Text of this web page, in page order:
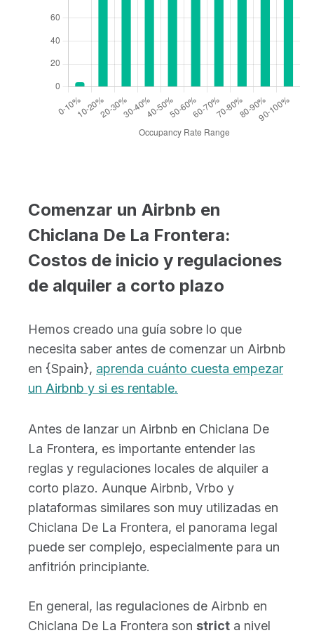
Comenzar un Airbnb en
Chiclana De La Frontera:
Costos de inicio y regulaciones
de alquiler a corto plazo
Hemos creado una guía sobre lo que
necesita saber antes de comenzar un Airbnb
en {Spain}, aprenda cuánto cuesta empezar
un Airbnb y si es rentable.
Antes de lanzar un Airbnb en Chiclana De
La Frontera, es importante entender las
reglas y regulaciones locales de alquiler a
corto plazo. Aunque Airbnb, Vrbo y
plataformas similares son muy utilizadas en
Chiclana De La Frontera, el panorama legal
puede ser complejo, especialmente para un
anfitrión principiante.
En general, las regulaciones de Airbnb en
Chiclana De La Frontera son strict a nivel